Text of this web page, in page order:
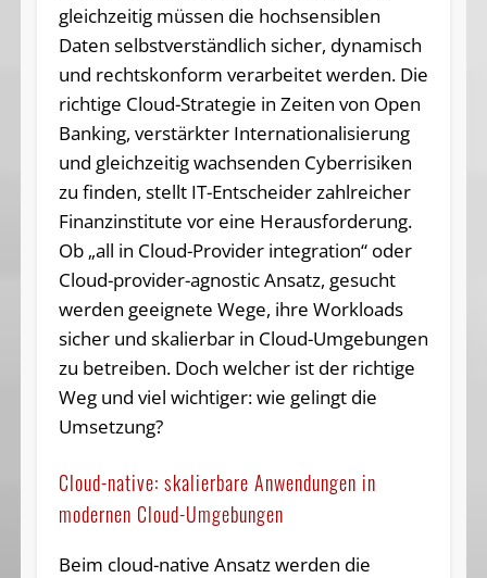
gleichzeitig müssen die hochsensiblen
Daten selbstverständlich sicher, dynamisch
und rechtskonform verarbeitet werden. Die
richtige Cloud-Strategie in Zeiten von Open
Banking, verstärkter Internationalisierung
und gleichzeitig wachsenden Cyberrisiken
zu finden, stellt IT-Entscheider zahlreicher
Finanzinstitute vor eine Herausforderung.
Ob „all in Cloud-Provider integration“ oder
Cloud-provider-agnostic Ansatz, gesucht
werden geeignete Wege, ihre Workloads
sicher und skalierbar in Cloud-Umgebungen
zu betreiben. Doch welcher ist der richtige
Weg und viel wichtiger: wie gelingt die
Umsetzung?
Cloud-native: skalierbare Anwendungen in
modernen Cloud-Umgebungen
Beim cloud-native Ansatz werden die